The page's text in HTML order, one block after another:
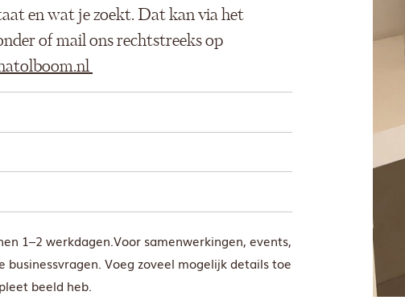
en wat je zoekt. Dat kan via het
of mail ons rechtstreeks op